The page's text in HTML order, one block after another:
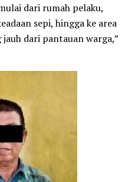
dari rumah pelaku,
sepi, hingga ke area
dari pantauan warga,”